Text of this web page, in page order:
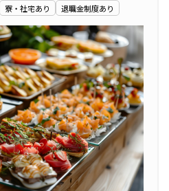
寮・社宅あり 退職金制度あり